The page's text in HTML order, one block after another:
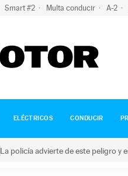
Smart #2 Multa conducir A-2
ELÉCTRICOS CONDUCIR
La policía advierte de este peligro y